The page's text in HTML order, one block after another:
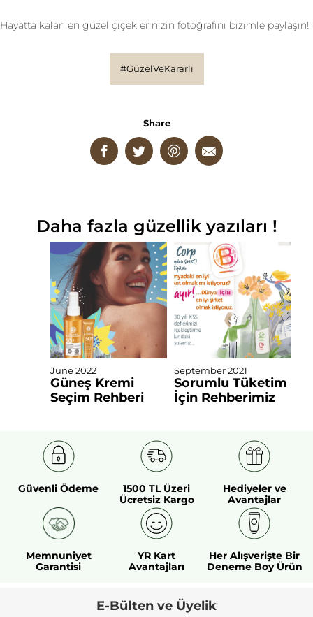
Hayatta kalan en güzel çiçeklerinizin fotoğrafını bizimle paylaşın!
#GüzelVeKararlı
Share
Daha fazla güzellik yazıları !
June 2022
Güneş Kremi
Seçim Rehberi
September 2021
Sorumlu Tüketim
İçin Rehberimiz
Güvenli Ödeme
1500 TL Üzeri
Ücretsiz Kargo
Hediyeler ve
Avantajlar
Memnuniyet
Garantisi
YR Kart
Avantajları
Her Alışverişte Bir
Deneme Boy Ürün
E-Bülten ve Üyelik